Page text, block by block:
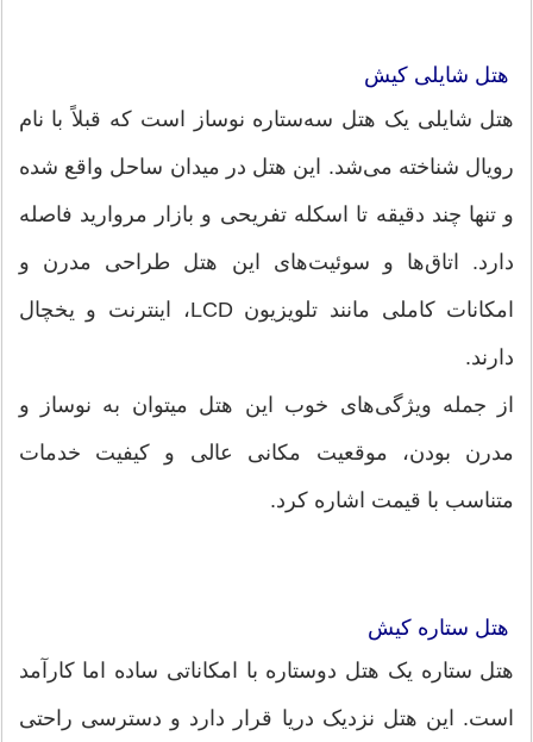
هتل شایلی کیش
هتل شایلی یک هتل سه‌ستاره نوساز است که قبلاً با نام
رویال شناخته می‌شد. این هتل در میدان ساحل واقع شده
و تنها چند دقیقه تا اسکله تفریحی و بازار مروارید فاصله
دارد. اتاق‌ها و سوئیت‌های این هتل طراحی مدرن و
امکانات کاملی مانند تلویزیون LCD، اینترنت و یخچال
دارند.
از جمله ویژگی‌های خوب این هتل میتوان به نوساز و
مدرن بودن، موقعیت مکانی عالی و کیفیت خدمات
متناسب با قیمت اشاره کرد.
هتل ستاره کیش
هتل ستاره یک هتل دو‌ستاره با امکاناتی ساده اما کارآمد
است. این هتل نزدیک دریا قرار دارد و دسترسی راحتی